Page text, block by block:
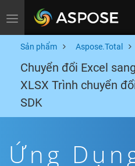
Toggle navigation
Sản phẩm Aspose.Total
Chuyển đổi Excel
XLSX Trình chuyển
SDK
Ứng